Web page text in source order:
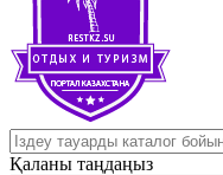
Қаланы таңдаңыз